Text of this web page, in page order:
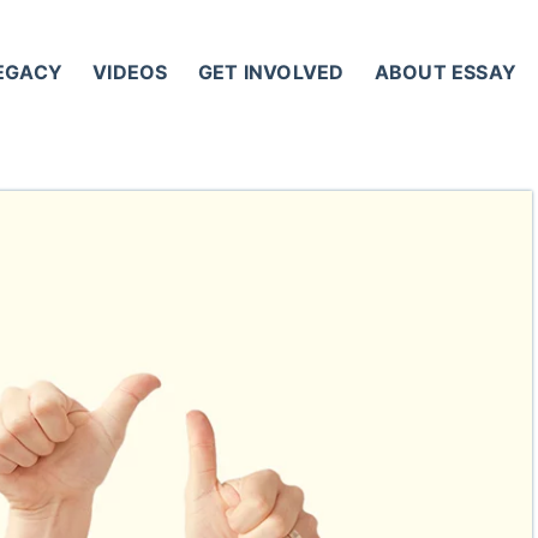
VIDEOS GET INVOLVED ABOUT ESSAY